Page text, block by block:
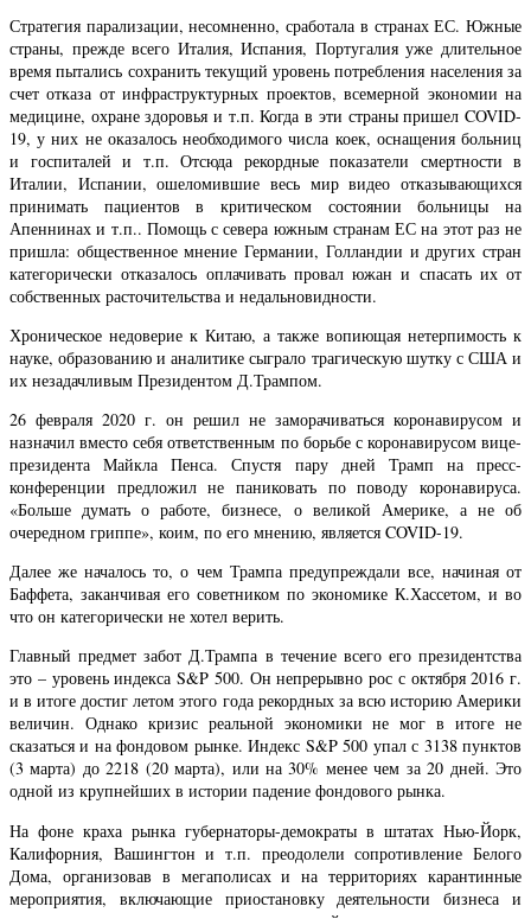
Стратегия парализации, несомненно, сработала в странах ЕС. Южные
страны, прежде всего Италия, Испания, Португалия уже длительное
время пытались сохранить текущий уровень потребления населения за
счет отказа от инфраструктурных проектов, всемерной экономии на
медицине, охране здоровья и т.п. Когда в эти страны пришел COVID-
19, у них не оказалось необходимого числа коек, оснащения больниц
и госпиталей и т.п. Отсюда рекордные показатели смертности в
Италии, Испании, ошеломившие весь мир видео отказывающихся
принимать пациентов в критическом состоянии больницы на
Апеннинах и т.п.. Помощь с севера южным странам ЕС на этот раз не
пришла: общественное мнение Германии, Голландии и других стран
категорически отказалось оплачивать провал южан и спасать их от
собственных расточительства и недальновидности.
Хроническое недоверие к Китаю, а также вопиющая нетерпимость к
науке, образованию и аналитике сыграло трагическую шутку с США и
их незадачливым Президентом Д.Трампом.
26 февраля 2020 г. он решил не заморачиваться коронавирусом и
назначил вместо себя ответственным по борьбе с коронавирусом вице-
президента Майкла Пенса. Спустя пару дней Трамп на пресс-
конференции предложил не паниковать по поводу коронавируса.
«Больше думать о работе, бизнесе, о великой Америке, а не об
очередном гриппе», коим, по его мнению, является COVID-19.
Далее же началось то, о чем Трампа предупреждали все, начиная от
Баффета, заканчивая его советником по экономике К.Хассетом, и во
что он категорически не хотел верить.
Главный предмет забот Д.Трампа в течение всего его президентства
это – уровень индекса S&P 500. Он непрерывно рос с октября 2016 г.
и в итоге достиг летом этого года рекордных за всю историю Америки
величин. Однако кризис реальной экономики не мог в итоге не
сказаться и на фондовом рынке. Индекс S&P 500 упал с 3138 пунктов
(3 марта) до 2218 (20 марта), или на 30% менее чем за 20 дней. Это
одной из крупнейших в истории падение фондового рынка.
На фоне краха рынка губернаторы-демократы в штатах Нью-Йорк,
Калифорния, Вашингтон и т.п. преодолели сопротивление Белого
Дома, организовав в мегаполисах и на территориях карантинные
мероприятия, включающие приостановку деятельности бизнеса и